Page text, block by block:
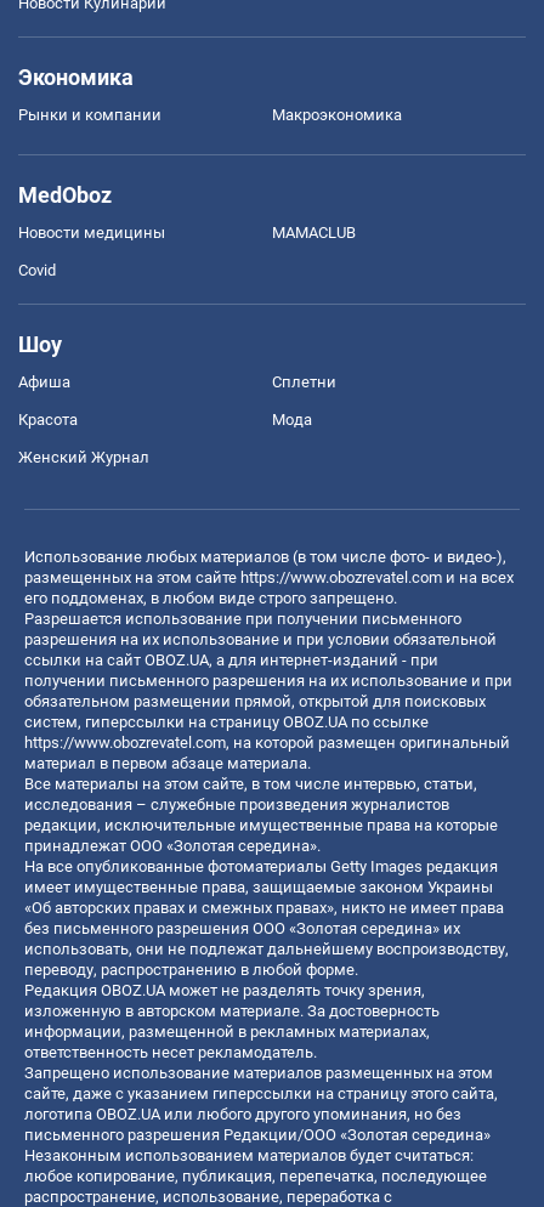
Экономика
Рынки и компании Mакроэкономика
MedOboz
Новости медицины MAMACLUB
Covid
Шоу
Афиша Сплетни
Красота Мода
Женский Журнал
Использование любых материалов (в том числе фото- и видео-),
размещенных на этом сайте https://www.obozrevatel.com и на всех
его поддоменах, в любом виде строго запрещено.
Разрешается использование при получении письменного
разрешения на их использование и при условии обязательной
ссылки на сайт OBOZ.UA, а для интернет-изданий - при
получении письменного разрешения на их использование и при
обязательном размещении прямой, открытой для поисковых
систем, гиперссылки на страницу OBOZ.UA по ссылке
https://www.obozrevatel.com, на которой размещен оригинальный
материал в первом абзаце материала.
Все материалы на этом сайте, в том числе интервью, статьи,
исследования – служебные произведения журналистов
редакции, исключительные имущественные права на которые
принадлежат ООО «Золотая середина».
На все опубликованные фотоматериалы Getty Images редакция
имеет имущественные права, защищаемые законом Украины
«Об авторских правах и смежных правах», никто не имеет права
без письменного разрешения ООО «Золотая середина» их
использовать, они не подлежат дальнейшему воспроизводству,
переводу, распространению в любой форме.
Редакция OBOZ.UA может не разделять точку зрения,
изложенную в авторском материале. За достоверность
информации, размещенной в рекламных материалах,
ответственность несет рекламодатель.
Запрещено использование материалов размещенных на этом
сайте, даже с указанием гиперссылки на страницу этого сайта,
логотипа OBOZ.UA или любого другого упоминания, но без
письменного разрешения Редакции/ООО «Золотая середина»
Незаконным использованием материалов будет считаться:
любое копирование, публикация, перепечатка, последующее
распространение, использование, переработка с